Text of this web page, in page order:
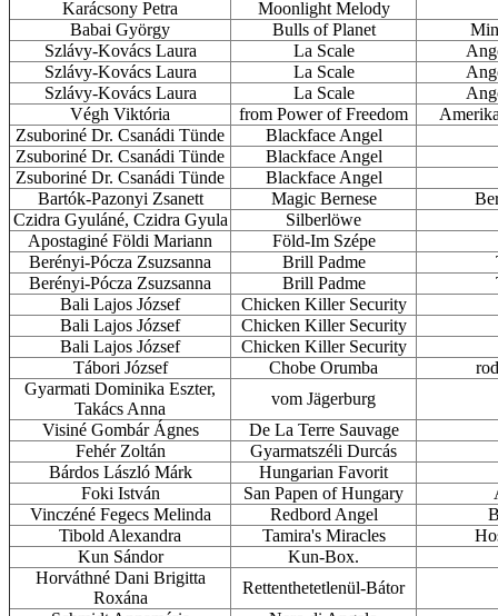
Karácsony Petra
Moonlight Melody
Babai György
Bulls of Planet
Szlávy-Kovács Laura
La Scale
Szlávy-Kovács Laura
La Scale
Szlávy-Kovács Laura
La Scale
Végh Viktória
from Power of Freedom
Zsuboriné Dr. Csanádi Tünde
Blackface Angel
Zsuboriné Dr. Csanádi Tünde
Blackface Angel
Zsuboriné Dr. Csanádi Tünde
Blackface Angel
Bartók-Pazonyi Zsanett
Magic Bernese
Czidra Gyuláné, Czidra Gyula
Silberlöwe
Apostaginé Földi Mariann
Föld-Im Szépe
Berényi-Pócza Zsuzsanna
Brill Padme
Berényi-Pócza Zsuzsanna
Brill Padme
Bali Lajos József
Chicken Killer Security
Bali Lajos József
Chicken Killer Security
Bali Lajos József
Chicken Killer Security
Tábori József
Chobe Orumba
Gyarmati Dominika Eszter,
Takács Anna
vom Jägerburg
Visiné Gombár Ágnes
De La Terre Sauvage
Fehér Zoltán
Gyarmatszéli Durcás
Bárdos László Márk
Hungarian Favorit
Foki István
San Papen of Hungary
Vinczéné Fegecs Melinda
Redbord Angel
Tibold Alexandra
Tamira's Miracles
Kun Sándor
Kun-Box.
Horváthné Dani Brigitta
Roxána
Rettenthetetlenül-Bátor